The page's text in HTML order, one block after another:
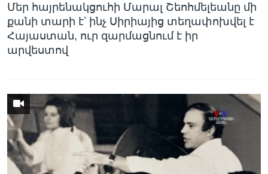
Մեր հայրենակցուհի Մարալ Շեոհմելեանը մի
քանի տարի է՝ ինչ Սիրիայից տեղափոխվել է
Հայաստան, ուր զարմացնում է իր
արվեստով